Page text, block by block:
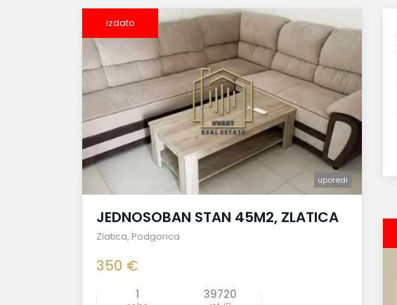
izdato
uporedi
JEDNOSOBAN STAN 45M2, ZLATICA
Zlatica, Podgorica
350 €
1 39720
uporedi